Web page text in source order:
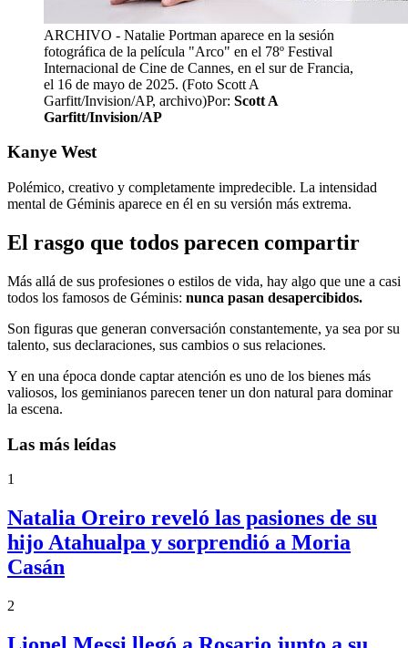
ARCHIVO - Natalie Portman aparece en la sesión
fotográfica de la película "Arco" en el 78º Festival
Internacional de Cine de Cannes, en el sur de Francia,
el 16 de mayo de 2025. (Foto Scott A
Garfitt/Invision/AP, archivo)Por: Scott A
Garfitt/Invision/AP
Kanye West
Polémico, creativo y completamente impredecible. La intensidad
mental de Géminis aparece en él en su versión más extrema.
El rasgo que todos parecen compartir
Más allá de sus profesiones o estilos de vida, hay algo que une a casi
todos los famosos de Géminis: nunca pasan desapercibidos.
Son figuras que generan conversación constantemente, ya sea por su
talento, sus declaraciones, sus cambios o sus relaciones.
Y en una época donde captar atención es uno de los bienes más
valiosos, los geminianos parecen tener un don natural para dominar
la escena.
Las más leídas
1
Natalia Oreiro reveló las pasiones de su
hijo Atahualpa y sorprendió a Moria
Casán
2